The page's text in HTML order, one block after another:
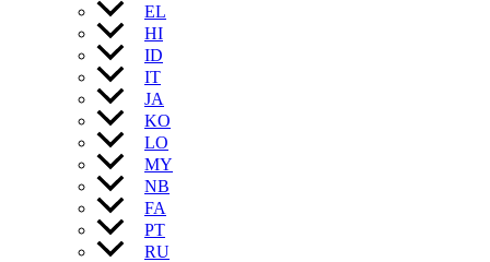
EL
HI
ID
IT
JA
KO
LO
MY
NB
FA
PT
RU